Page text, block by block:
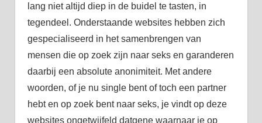
lang niet altijd diep in de buidel te tasten, in
tegendeel. Onderstaande websites hebben zich
gespecialiseerd in het samenbrengen van
mensen die op zoek zijn naar seks en garanderen
daarbij een absolute anonimiteit. Met andere
woorden, of je nu single bent of toch een partner
hebt en op zoek bent naar seks, je vindt op deze
websites ongetwijfeld datgene waarnaar je op